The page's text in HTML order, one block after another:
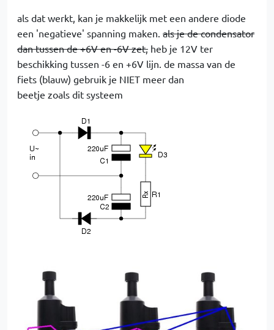
als dat werkt, kan je makkelijk met een andere diode
een 'negatieve' spanning maken. als je de condensator
dan tussen de +6V en -6V zet, heb je 12V ter
beschikking tussen -6 en +6V lijn. de massa van de
fiets (blauw) gebruik je NIET meer dan
beetje zoals dit systeem